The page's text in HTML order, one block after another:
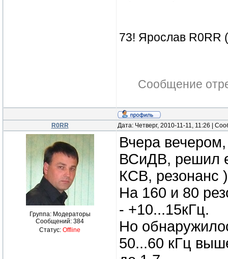
73! Ярослав R0RR
Сообщение
R0RR Дата: Четверг, 2010-11-11, 11:26 |
Группа: Модераторы
Сообщений: 384
Статус: Offline
Вчера
ВСиДВ, решил
КСВ, резонанс
На 160 и 80
- +10...15кГц.
Но
50...60 кГц